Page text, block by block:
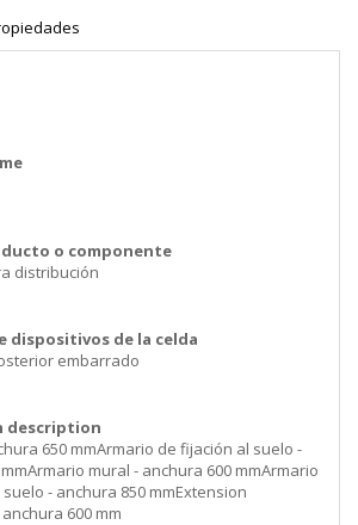
o componente
distribución
dispositivos de la celda
embarrado
description
650 mmArmario de fijación al suelo -
mural - anchura 600 mmArmario
- anchura 850 mmExtension
600 mm